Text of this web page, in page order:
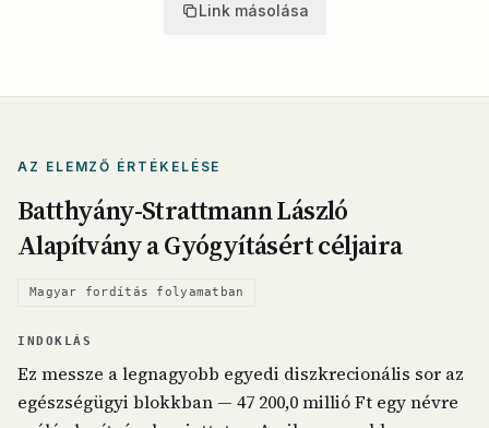
Link másolása
AZ ELEMZŐ ÉRTÉKELÉSE
Batthyány-Strattmann László
Alapítvány a Gyógyításért céljaira
Magyar fordítás folyamatban
INDOKLÁS
Ez messze a legnagyobb egyedi diszkrecionális sor az
egészségügyi blokkban — 47 200,0 millió Ft egy névre